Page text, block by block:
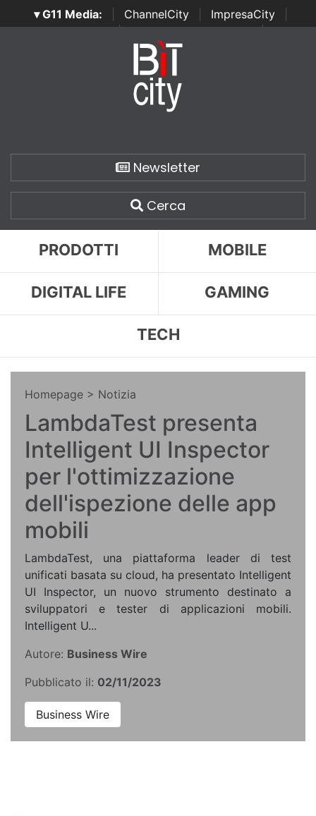
▾ G11 Media: ChannelCity ImpresaCity
SecurityOpenLab | Italian Channel Awards | Italian
Italian Security Awards
Newsletter
Cerca
PRODOTTI MOBILE
DIGITAL LIFE GAMING
TECH
Homepage > Notizia
LambdaTest presenta
Intelligent UI Inspector
per l'ottimizzazione
dell'ispezione delle app
mobili
LambdaTest, una piattaforma leader di test
unificati basata su cloud, ha presentato Intelligent
UI Inspector, un nuovo strumento destinato a
sviluppatori e tester di applicazioni mobili.
Intelligent U...
Autore: Business Wire
Pubblicato il: 02/11/2023
Business Wire